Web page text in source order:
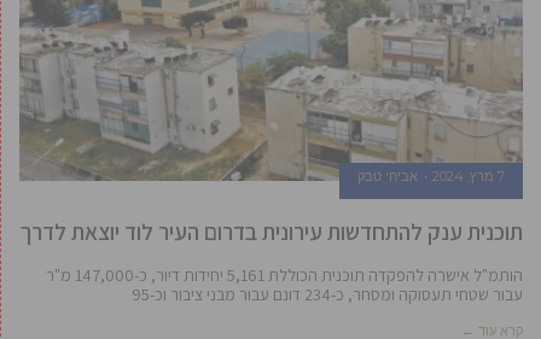
7 מרץ, 2024 אביחי טבק
תוכנית ענק להתחדשות עירונית בדרום העיר לוד יוצאת לדרך
הותמ"ל אישרה להפקדה תוכנית הכוללת 5,161 יחידות דיור, כ-147,000 מ"ר
עבור שטחי תעסוקה ומסחר, כ-234 דונם עבור מבני ציבור וכ-95
קרא עוד ←